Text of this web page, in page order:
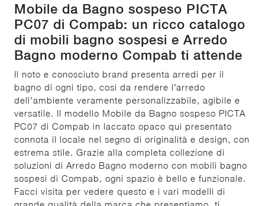
Mobile da Bagno sospeso PICTA
PC07 di Compab: un ricco catalogo
di mobili bagno sospesi e Arredo
Bagno moderno Compab ti attende
Il noto e conosciuto brand presenta arredi per il
bagno di ogni tipo, così da rendere l’arredo
dell'ambiente veramente personalizzabile, agibile e
versatile. Il modello Mobile da Bagno sospeso PICTA
PC07 di Compab in laccato opaco qui presentato
connota il locale nel segno di originalità e design, con
estrema stile. Grazie alla completa collezione di
soluzioni di Arredo Bagno moderno con mobili bagno
sospesi di Compab, ogni spazio è bello e funzionale.
Facci visita per vedere questo e i vari modelli di